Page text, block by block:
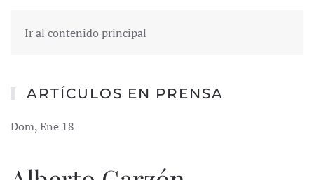
Ir al contenido principal
ARTÍCULOS EN PRENSA
Dom, Ene 18